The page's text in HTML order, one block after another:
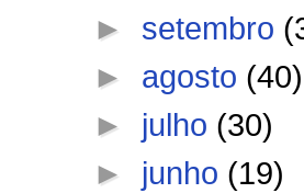
► setembro
► agosto (40)
► julho (30)
► junho (19)